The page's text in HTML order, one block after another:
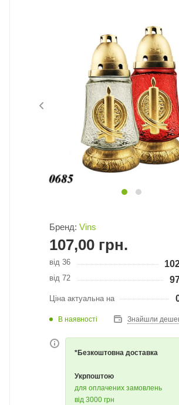
Бренд: Vins
107,00 грн.
від 36
від 72
Ціна актуальна на
В наявності Знайшли
*Безкоштовна доставка
Укрпоштою
для оплачених замовлень
від 3000 грн